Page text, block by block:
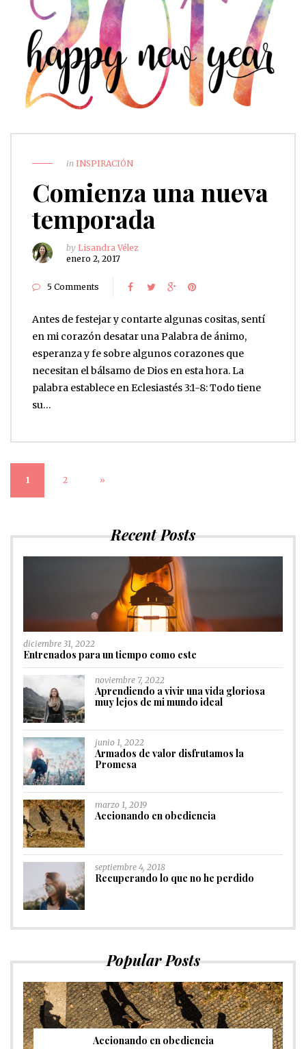
in INSPIRACIÓN
Comienza una nueva
temporada
by Lisandra Vélez
enero 2, 2017
5 Comments
Antes de festejar y contarte algunas cositas, sentí
en mi corazón desatar una Palabra de ánimo,
esperanza y fe sobre algunos corazones que
necesitan el bálsamo de Dios en esta hora. La
palabra establece en Eclesiastés 3:1-8: Todo tiene
su…
1 2 »
Recent Posts
diciembre 31, 2022
Entrenados para un tiempo como este
noviembre 7, 2022
Aprendiendo a vivir una vida gloriosa
muy lejos de mi mundo ideal
junio 1, 2022
Armados de valor disfrutamos la
Promesa
marzo 1, 2019
Accionando en obediencia
septiembre 4, 2018
Recuperando lo que no he perdido
Popular Posts
Accionando en obediencia